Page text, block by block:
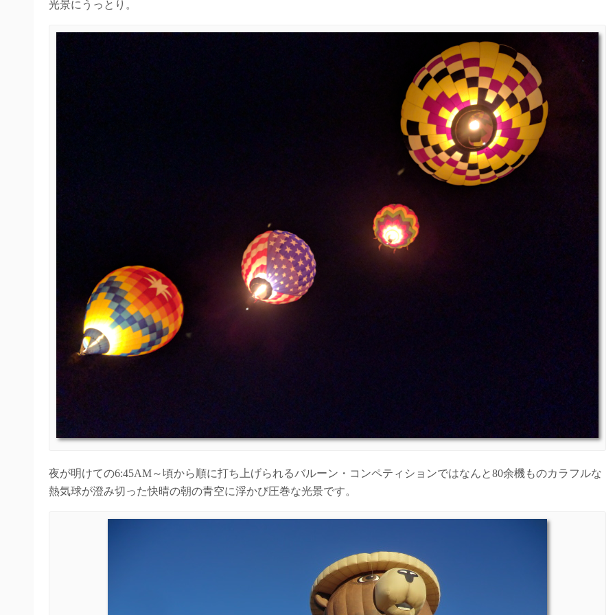
光景にうっとり。
夜が明けての6:45AM～頃から順に打ち上げられるバルーン・コンペティションではなんと80余機ものカラフルな
熱気球が澄み切った快晴の朝の青空に浮かび圧巻な光景です。